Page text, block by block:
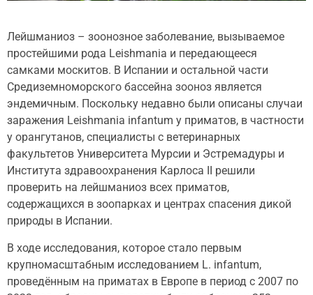
Лейшманиоз – зоонозное заболевание, вызываемое
простейшими рода Leishmania и передающееся
самками москитов. В Испании и остальной части
Средиземноморского бассейна зооноз является
эндемичным. Поскольку недавно были описаны случаи
заражения Leishmania infantum у приматов, в частности
у орангутанов, специалисты с ветеринарных
факультетов Университета Мурсии и Эстремадуры и
Института здравоохранения Карлоса II решили
проверить на лейшманиоз всех приматов,
содержащихся в зоопарках и центрах спасения дикой
природы в Испании.
В ходе исследования, которое стало первым
крупномасштабным исследованием L. infantum,
проведённым на приматах в Европе в период с 2007 по